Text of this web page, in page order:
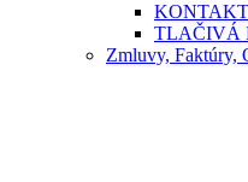
TLAČIVÁ
Zmluvy, Faktúry,